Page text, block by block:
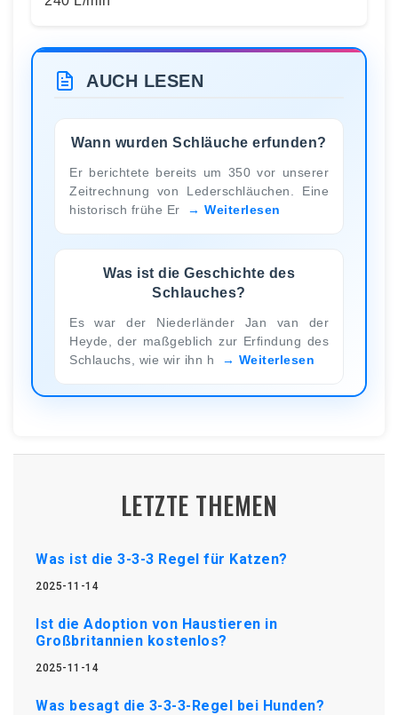
AUCH LESEN
Wann wurden Schläuche erfunden?
Er berichtete bereits um 350 vor unserer
Zeitrechnung von Lederschläuchen. Eine
historisch frühe Er
Weiterlesen
Was ist die Geschichte des
Schlauches?
Es war der Niederländer Jan van der
Heyde, der maßgeblich zur Erfindung des
Schlauchs, wie wir ihn h
Weiterlesen
LETZTE THEMEN
Was ist die 3-3-3 Regel für Katzen?
2025-11-14
Ist die Adoption von Haustieren in
Großbritannien kostenlos?
2025-11-14
Was besagt die 3-3-3-Regel bei Hunden?